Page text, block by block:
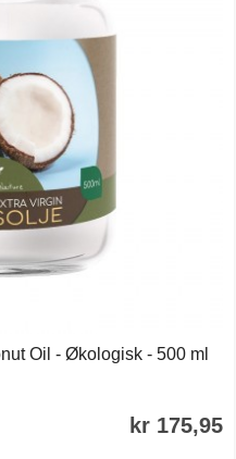
Oil - Økologisk - 500 ml
kr 175,95